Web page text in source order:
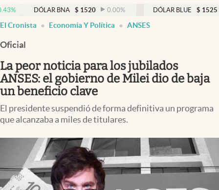
Economía y Política
Finanzas y Mercados
Mercados Online
Negocios
Columnistas
Apertura
Infotechnology
Clase
Clima
DÓLAR BNA $ 1520 0.00% DÓLAR BLUE $ 1525 -0.33%
El Cronista Economía Y Política ANSES
Oficial
La peor noticia para los jubilados
ANSES: el gobierno de Milei dio de baja
un beneficio clave
El presidente suspendió de forma definitiva un programa
que alcanzaba a miles de titulares.